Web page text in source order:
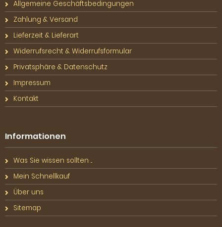
Allgemeine Geschäftsbedingungen
Zahlung & Versand
Lieferzeit & Lieferart
Widerrufsrecht & Widerrufsformular
Privatsphäre & Datenschutz
Impressum
Kontakt
Informationen
Was Sie wissen sollten ...
Mein Schnellkauf
Über uns
Sitemap